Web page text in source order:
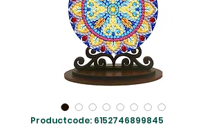
Productcode: 6152746899845